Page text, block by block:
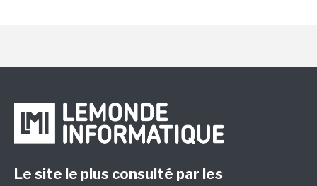
Le site le plus consulté par les